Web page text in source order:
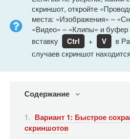
скриншот, откройте
места: «Изображения» –
«Видео» – «Клипы» и буфер
вставку
Ctrl + V
в
случаев скриншот
Содержание
Вариант 1: Быстрое
скриншотов